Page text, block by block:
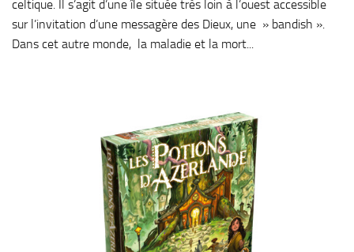
celtique. Il s’agit d’une île située très loin à l’ouest accessible
sur l’invitation d’une messagère des Dieux, une » bandish ».
Dans cet autre monde, la maladie et la mort...